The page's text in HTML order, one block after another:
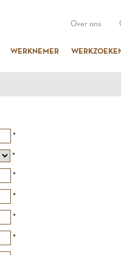
Over ons
WERKNEMER
*
*
*
*
*
*